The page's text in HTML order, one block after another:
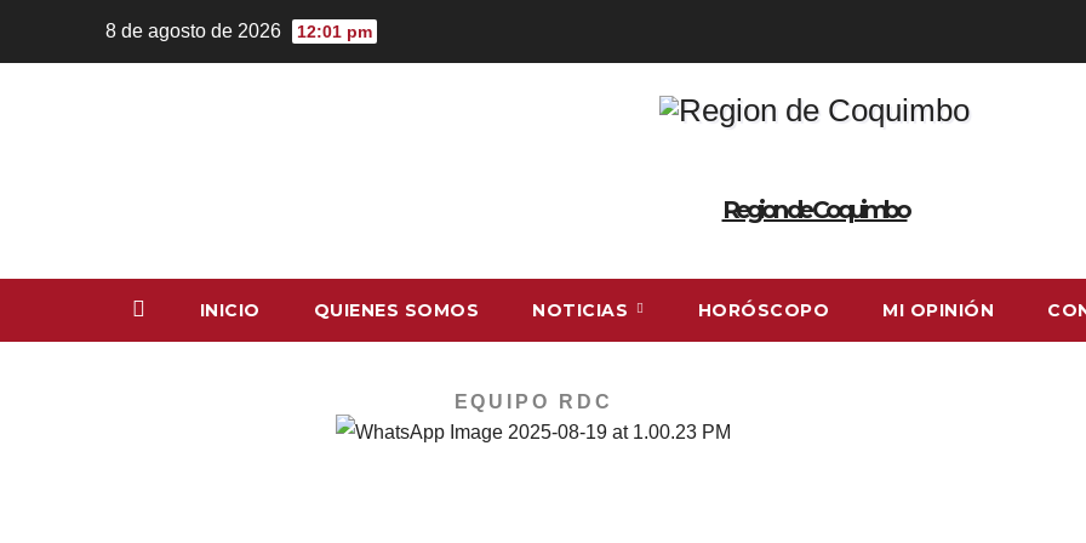
8 de agosto de 2026 12:01 pm
Region de Coquimbo
INICIO QUIENES SOMOS NOTICIAS HORÓSCOPO MI OPINIÓN
EQUIPO RDC